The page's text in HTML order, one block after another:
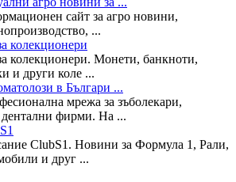
сайт за агро новини,
...
колекционери
колекционери. Монети, банкноти,
и други коле ...
в Българи ...
мрежа за зъболекари,
фирми. На ...
ClubS1. Новини за Формула 1, Рали,
и друг ...